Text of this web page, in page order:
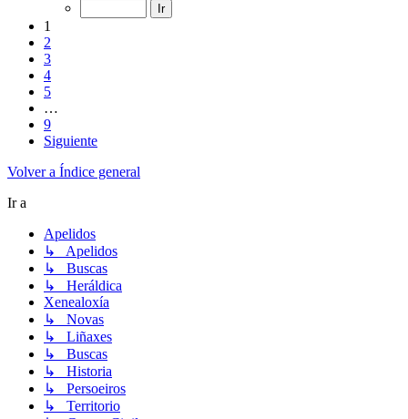
1
2
3
4
5
…
9
Siguiente
Volver a Índice general
Ir a
Apelidos
↳ Apelidos
↳ Buscas
↳ Heráldica
Xenealoxía
↳ Novas
↳ Liñaxes
↳ Buscas
↳ Historia
↳ Persoeiros
↳ Territorio